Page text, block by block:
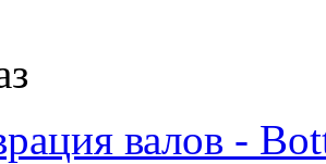
валов -